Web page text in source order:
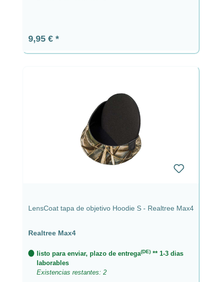
Precio normal:
9,95 €
LensCoat tapa de objetivo Hoodie S - Realtree Max4
Realtree Max4
listo para enviar, plazo de entrega(DE) ** 1-3 dias
laborables
Existencias restantes: 2